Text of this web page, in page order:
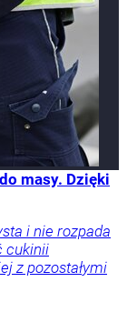
masy. Dzięki
i nie rozpada
cukinii
z pozostałymi